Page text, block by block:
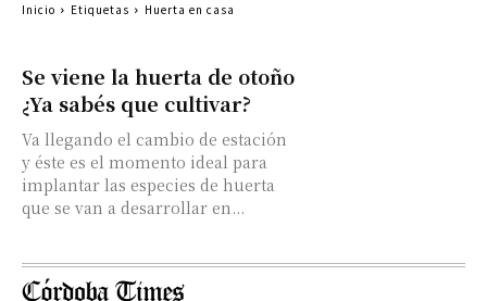
Se viene la huerta de otoño
¿Ya sabés que cultivar?
Va llegando el cambio de estación
y éste es el momento ideal para
implantar las especies de huerta
que se van a desarrollar en...
Inicio Etiquetas Huerta en casa